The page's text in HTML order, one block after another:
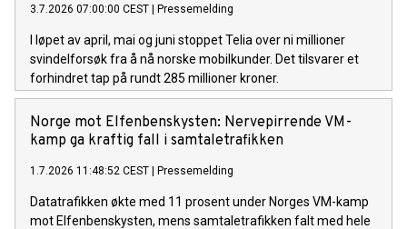
3.7.2026 07:00:00 CEST Pressemelding
I løpet av april, mai og juni stoppet Telia over ni millioner
svindelforsøk fra å nå norske mobilkunder. Det tilsvarer et
forhindret tap på rundt 285 millioner kroner.
Norge mot Elfenbenskysten: Nervepirrende VM-
kamp ga kraftig fall i samtaletrafikken
1.7.2026 11:48:52 CEST Pressemelding
Datatrafikken økte med 11 prosent under Norges VM-kamp
mot Elfenbenskysten, mens samtaletrafikken falt med hele